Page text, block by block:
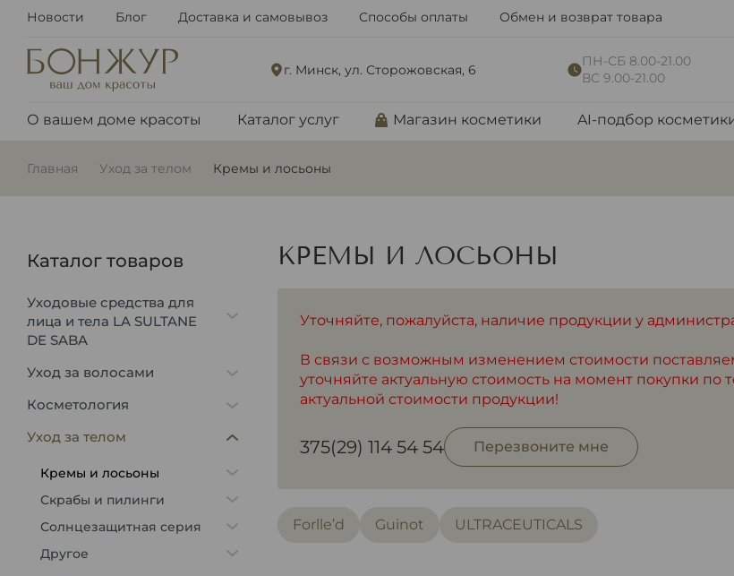
Новости Блог Доставка и самовывоз Способы оплаты Обмен и возврат товара
г. Минск, ул. Сторожовская, 6
ПН-СБ 8.00-21.00
ВС 9.00-21.00
О вашем доме красоты Каталог услуг Магазин косметики AI-подбор
Главная Уход за телом Кремы и лосьоны
Каталог товаров
Уходовые средства для
лица и тела LA SULTANE
DE SABA
Уход за волосами
Косметология
Уход за телом
Кремы и лосьоны
Скрабы и пилинги
Солнцезащитная серия
Другое
КРЕМЫ И ЛОСЬОНЫ
Уточняйте, пожалуйста, наличие продукции у
В связи с возможным изменением стоимости
уточняйте актуальную стоимость на момент покупки по
актуальной стоимости продукции!
375(29) 114 54 54 Перезвоните мне
Forlle’d Guinot ULTRACEUTICALS